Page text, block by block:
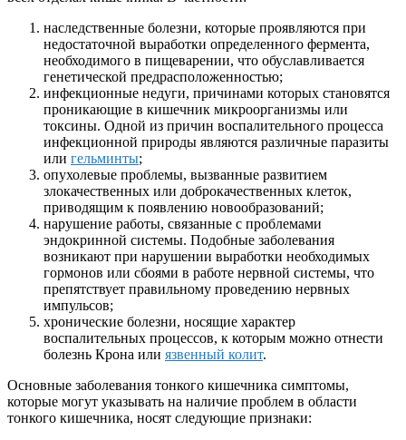
наследственные болезни, которые проявляются при
недостаточной выработки определенного фермента,
необходимого в пищеварении, что обуславливается
генетической предрасположенностью;
инфекционные недуги, причинами которых становятся
проникающие в кишечник микроорганизмы или
токсины. Одной из причин воспалительного процесса
инфекционной природы являются различные паразиты
или гельминты;
опухолевые проблемы, вызванные развитием
злокачественных или доброкачественных клеток,
приводящим к появлению новообразований;
нарушение работы, связанные с проблемами
эндокринной системы. Подобные заболевания
возникают при нарушении выработки необходимых
гормонов или сбоями в работе нервной системы, что
препятствует правильному проведению нервных
импульсов;
хронические болезни, носящие характер
воспалительных процессов, к которым можно отнести
болезнь Крона или язвенный колит.
Основные заболевания тонкого кишечника симптомы,
которые могут указывать на наличие проблем в области
тонкого кишечника, носят следующие признаки: